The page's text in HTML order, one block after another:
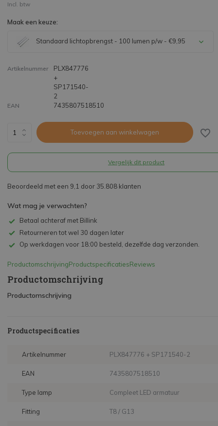
Incl. btw
Maak een keuze:
Standaard lichtopbrengst - 100 lumen p/w - €9,95
Artikelnummer
PLX847776
+
SP171540-
2
EAN 7435807518510
Toevoegen aan winkelwagen
Vergelijk dit product
Beoordeeld met een 9,1 door 35.808 klanten
Wat mag je verwachten?
Betaal achteraf met Billink
Retourneren tot wel 30 dagen later
Op werkdagen voor 18:00 besteld, dezelfde dag verzonden.
ProductomschrijvingProductspecificatiesReviews
Productomschrijving
Productomschrijving
Productspecificaties
Artikelnummer PLX847776 + SP171540-2
EAN 7435807518510
Type lamp Compleet LED armatuur
Fitting T8 / G13